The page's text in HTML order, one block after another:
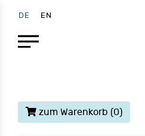
DE EN
zum Warenkorb (0)